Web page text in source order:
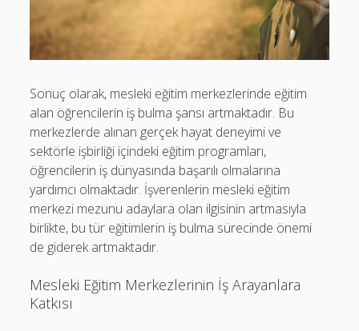
Sonuç olarak, mesleki eğitim merkezlerinde eğitim
alan öğrencilerin iş bulma şansı artmaktadır. Bu
merkezlerde alınan gerçek hayat deneyimi ve
sektörle işbirliği içindeki eğitim programları,
öğrencilerin iş dünyasında başarılı olmalarına
yardımcı olmaktadır. İşverenlerin mesleki eğitim
merkezi mezunu adaylara olan ilgisinin artmasıyla
birlikte, bu tür eğitimlerin iş bulma sürecinde önemi
de giderek artmaktadır.
Mesleki Eğitim Merkezlerinin İş Arayanlara
Katkısı